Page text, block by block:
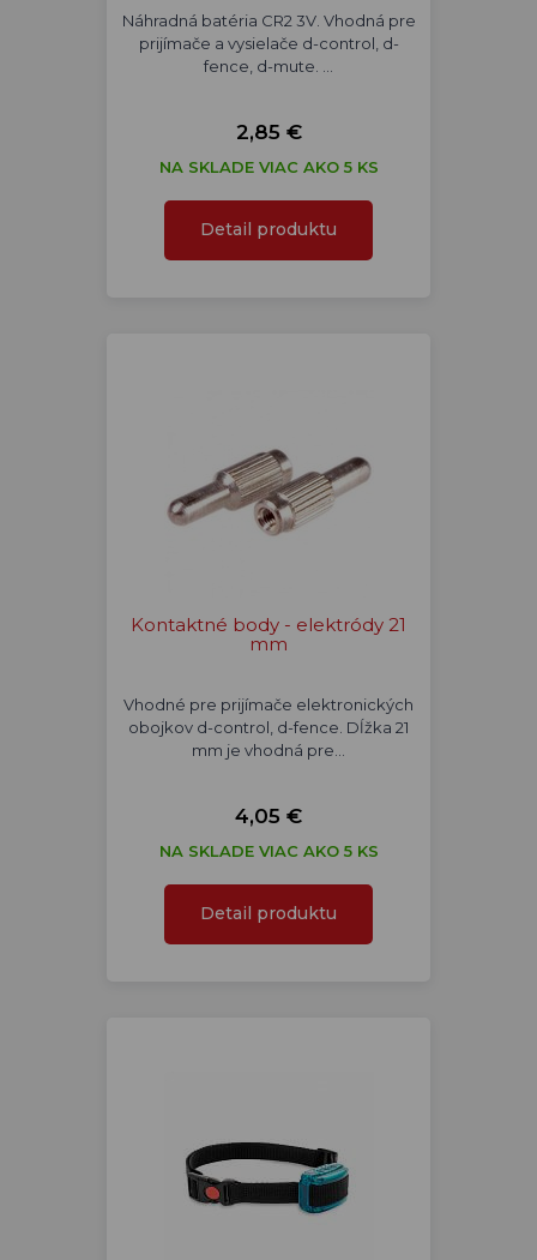
Náhradná batéria CR2 3V. Vhodná pre
prijímače a vysielače d-control, d-
fence, d-mute. …
2,85 €
NA SKLADE VIAC AKO 5 KS
Detail produktu
Kontaktné body - elektródy 21
mm
Vhodné pre prijímače elektronických
obojkov d-control, d-fence. Dĺžka 21
mm je vhodná pre…
4,05 €
NA SKLADE VIAC AKO 5 KS
Detail produktu